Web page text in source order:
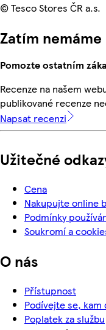
© Tesco Stores ČR a.s.
Zatím
Pomozte ostatním
Recenze na našem
publikované recenze
Napsat recenzi
Užitečné
Cena
Nakupujte online
Podmínky
Soukromí a
O nás
Přístupnost
Podívejte se,
Poplatek za službu